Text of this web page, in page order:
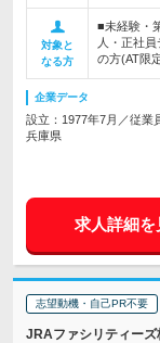
対象と
なる方
■未経験・
人・正社
の方(AT限
企業データ
設立：1977年7月／従業
兵庫県
求人詳細を
志望動機・自己PR不要
JRAファシリティー